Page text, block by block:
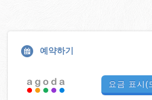
예약하기
요금 표시(